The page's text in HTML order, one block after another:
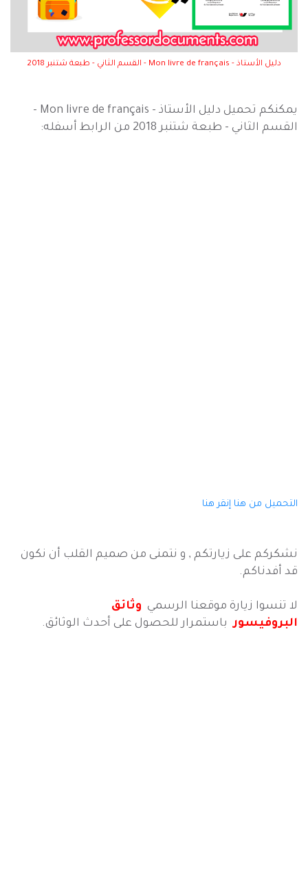
دليل الأستاذ - Mon livre de français - القسم الثاني - طبعة شتنبر 2018
يمكنكم تحميل
دليل الأستاذ - Mon livre de français -
القسم الثاني - طبعة شتنبر 2018 من الرابط أسفله:
التحميل من هنا إنقر هنا
نشكركم على زيارتكم , و نتمنى من صميم القلب أن نكون
قد أفدناكم.
لا تنسوا زيارة موقعنا الرسمي وثائق
البروفيسور باستمرار للحصول على أحدث الوثائق.